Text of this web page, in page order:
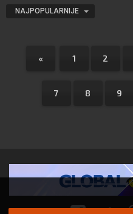
NAJPOPULARNIJE
« 1 2
7 8 9